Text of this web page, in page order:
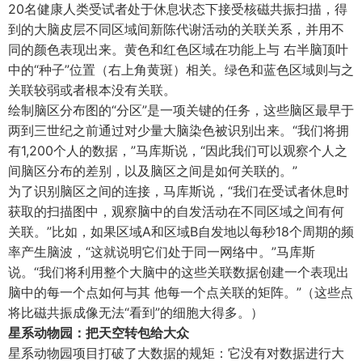
20名健康人类受试者处于休息状态下接受核磁共振扫描，得
到的大脑皮层不同区域间新陈代谢活动的关联关系，并用不
同的颜色表现出来。黄色和红色区域在功能上与 右半脑顶叶
中的“种子”位置（右上角黄斑）相关。绿色和蓝色区域则与之
关联较弱或者根本没有关联。
绘制脑区分布图的“分区”是一项关键的任务，这些脑区最早于
两到三世纪之前通过对少量大脑染色被识别出来。“我们将拥
有1,200个人的数据，”马库斯说，“因此我们可以观察个人之
间脑区分布的差别，以及脑区之间是如何关联的。”
为了识别脑区之间的连接，马库斯说，“我们在受试者休息时
获取的扫描图中，观察脑中的自发活动在不同区域之间有何
关联。”比如，如果区域A和区域B自发地以每秒18个周期的频
率产生脑波，“这就说明它们处于同一网络中。”马库斯
说。“我们将利用整个大脑中的这些关联数据创建一个表现出
脑中的每一个点如何与其 他每一个点关联的矩阵。”（这些点
将比磁共振成像无法“看到”的细胞大得多。）
星系动物园：把天空转包给大众
星系动物园项目打破了大数据的规矩：它没有对数据进行大